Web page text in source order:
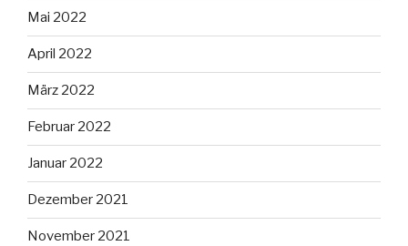
Mai 2022
April 2022
März 2022
Februar 2022
Januar 2022
Dezember 2021
November 2021